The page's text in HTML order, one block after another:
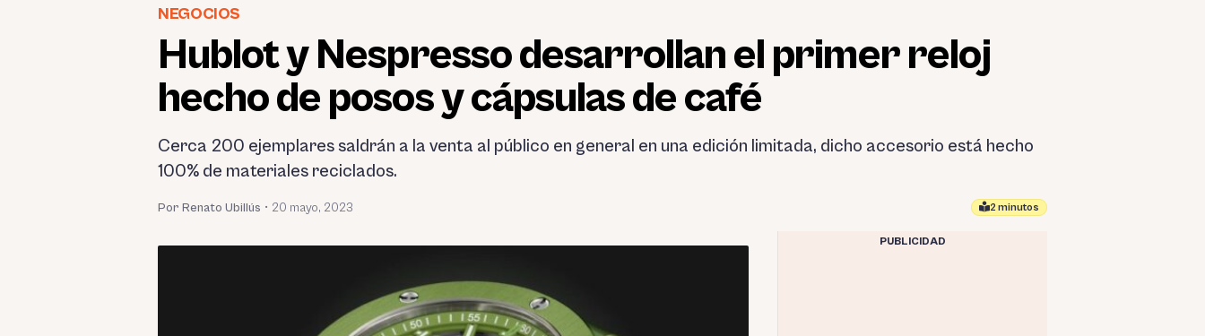
NEGOCIOS
Hublot y Nespresso desarrollan el primer reloj
hecho de posos y cápsulas de café
Cerca 200 ejemplares saldrán a la venta al público en general en una edición limitada, dicho accesorio está hecho
100% de materiales reciclados.
Por Renato Ubillús • 20 mayo, 2023 2 minutos
PUBLICIDAD